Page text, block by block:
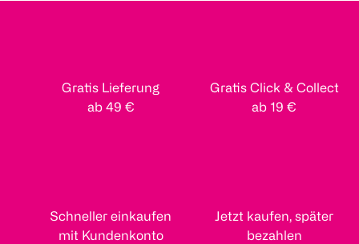
Gratis Lieferung
ab 49 €
Gratis Click & Collect
ab 19 €
Schneller einkaufen
mit Kundenkonto
Jetzt kaufen, später
bezahlen